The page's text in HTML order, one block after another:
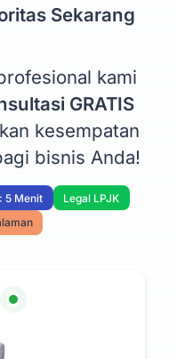
Sekarang
kami
GRATIS
kesempatan
bisnis Anda!
5 Menit
Legal LPJK